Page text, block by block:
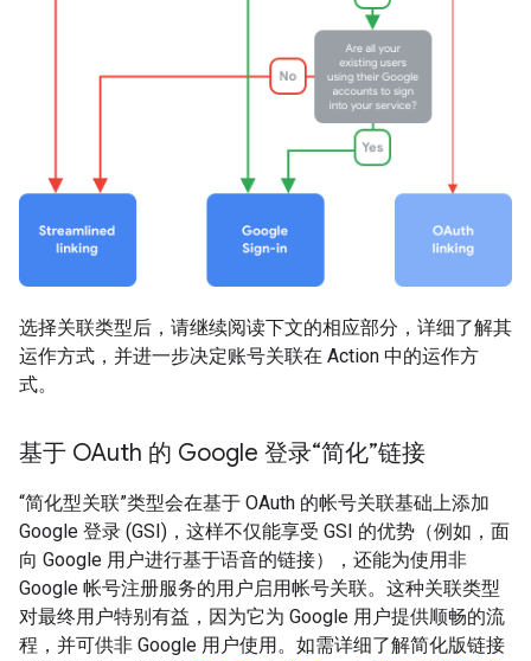
选择关联类型后，请继续阅读下文的相应部分，详细了解其
运作方式，并进一步决定账号关联在 Action 中的运作方
式。
基于 OAuth 的 Google 登录“简化”链接
“简化型关联”类型会在基于 OAuth 的帐号关联基础上添加
Google 登录 (GSI)，这样不仅能享受 GSI 的优势（例如，面
向 Google 用户进行基于语音的链接），还能为使用非
Google 帐号注册服务的用户启用帐号关联。这种关联类型
对最终用户特别有益，因为它为 Google 用户提供顺畅的流
程，并可供非 Google 用户使用。如需详细了解简化版链接